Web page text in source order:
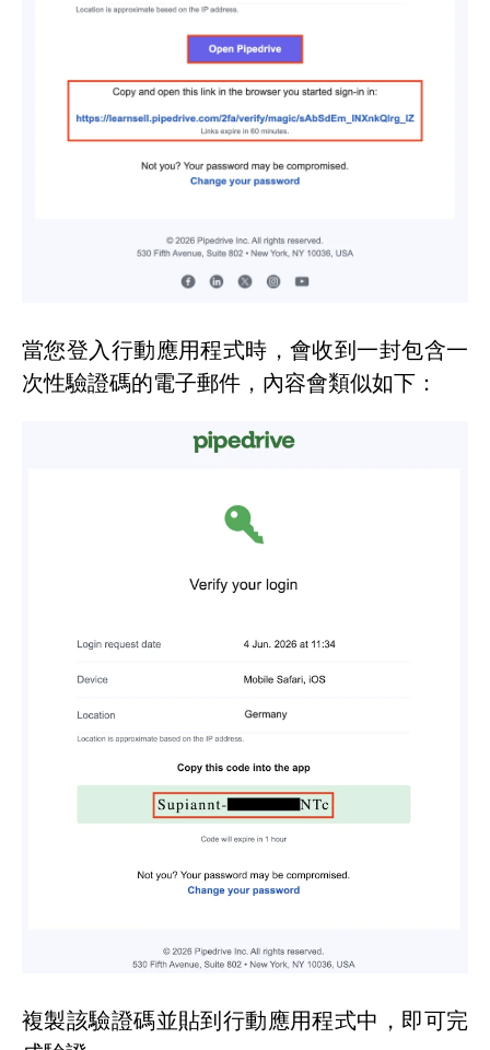
當您登入行動應用程式時，會收到一封包含一
次性驗證碼的電子郵件，內容會類似如下：
複製該驗證碼並貼到行動應用程式中，即可完